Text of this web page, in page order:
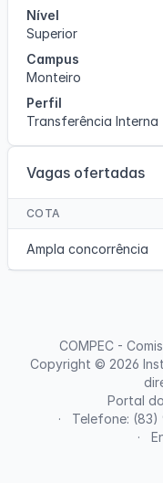
Nível
Superior
Campus
Monteiro
Perfil
Transferência Interna
Vagas ofertadas
COTA
Ampla concorrência
Portal
Telefone: (83)
COMPEC -
Copyright © 2026